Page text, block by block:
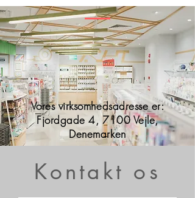
Vores virksomhedsadresse er:
Fjordgade 4, 7100 Vejle,
Denemarken
Kontakt os